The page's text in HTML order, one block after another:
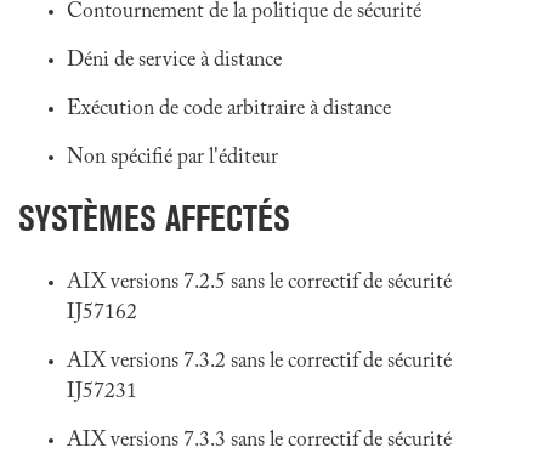
Contournement de la politique de sécurité
Déni de service à distance
Exécution de code arbitraire à distance
Non spécifié par l'éditeur
SYSTÈMES AFFECTÉS
AIX versions 7.2.5 sans le correctif de sécurité
IJ57162
AIX versions 7.3.2 sans le correctif de sécurité
IJ57231
AIX versions 7.3.3 sans le correctif de sécurité